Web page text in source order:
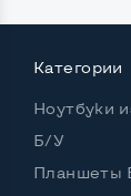
Русские и
Категории
Ноутбуки
Б/У
Планшеты